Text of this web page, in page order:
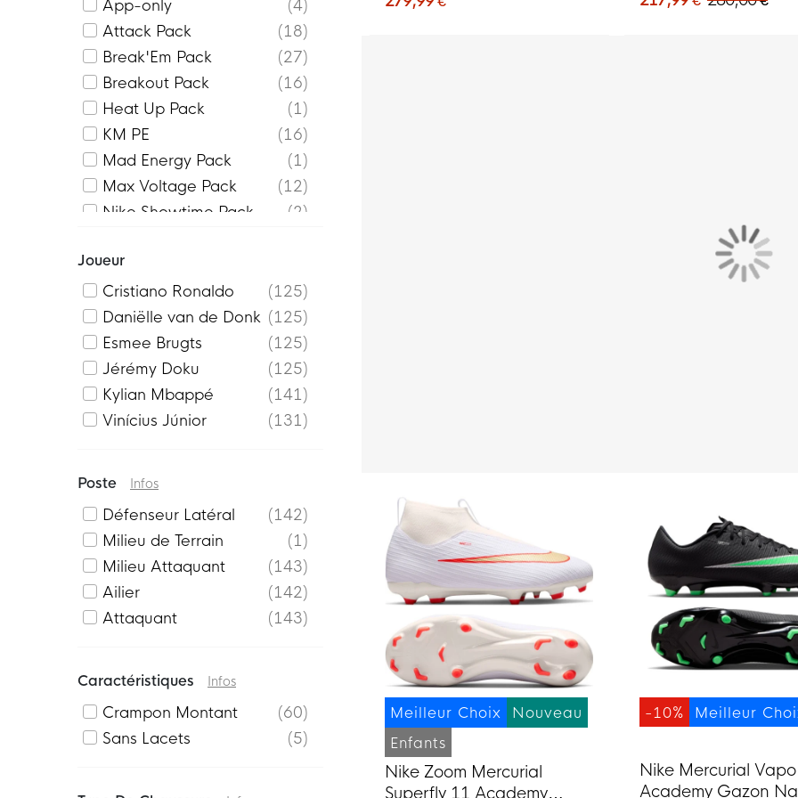
Foot (FG) Rose
Meilleur Choix
Nouveau
Enfants
Nike Zoom Mercurial
Superfly 11 Academy
Meilleur
-10%
Nike Mercurial
Academy Gazon
Vapor Pro
10
App-only
4
Attack Pack
18
Break'Em Pack
27
Breakout Pack
16
Heat Up Pack
1
KM PE
16
Mad Energy Pack
1
Max Voltage Pack
12
Nike Showtime Pack
2
ProPlayer
Scary Good Pack
13
Scorpion Pack
4
Shadow Pack
29
United Pack
12
Vini PE
6
Joueur
Cristiano Ronaldo
125
Daniëlle van de Donk
125
Esmee Brugts
125
Jérémy Doku
125
Kylian Mbappé
141
Vinícius Júnior
131
Poste Infos
Défenseur Latéral
142
Milieu de Terrain
1
Milieu Attaquant
143
Ailier
142
Attaquant
143
Caractéristiques Infos
Crampon Montant
60
Sans Lacets
5